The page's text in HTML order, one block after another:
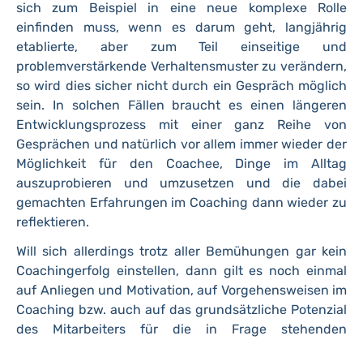
sich zum Beispiel in eine neue komplexe Rolle
einfinden muss, wenn es darum geht, langjährig
etablierte, aber zum Teil einseitige und
problemverstärkende Verhaltensmuster zu verändern,
so wird dies sicher nicht durch ein Gespräch möglich
sein. In solchen Fällen braucht es einen längeren
Entwicklungsprozess mit einer ganz Reihe von
Gesprächen und natürlich vor allem immer wieder der
Möglichkeit für den Coachee, Dinge im Alltag
auszuprobieren und umzusetzen und die dabei
gemachten Erfahrungen im Coaching dann wieder zu
reflektieren.
Will sich allerdings trotz aller Bemühungen gar kein
Coachingerfolg einstellen, dann gilt es noch einmal
auf Anliegen und Motivation, auf Vorgehensweisen im
Coaching bzw. auch auf das grundsätzliche Potenzial
des Mitarbeiters für die in Frage stehenden